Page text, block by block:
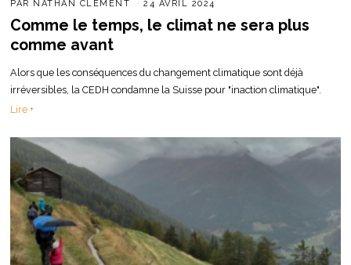
PAR NATHAN CLÉMENT 24 AVRIL 2024
Comme le temps, le climat ne sera plus
comme avant
Alors que les conséquences du changement climatique sont déjà
irréversibles, la CEDH condamne la Suisse pour "inaction climatique".
Lire +